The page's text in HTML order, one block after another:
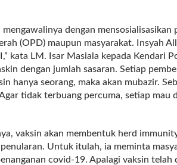
dengan mensosialisasikan
(OPD) maupun masyarakat. Insyah
kata LM. Isar Masiala kepada Kendari
dengan jumlah sasaran. Setiap
hanya seorang, maka akan mubazir.
tidak terbuang percuma, setiap mau
vaksin akan membentuk herd
Untuk itulah, ia meminta
covid-19. Apalagi vaksin telah